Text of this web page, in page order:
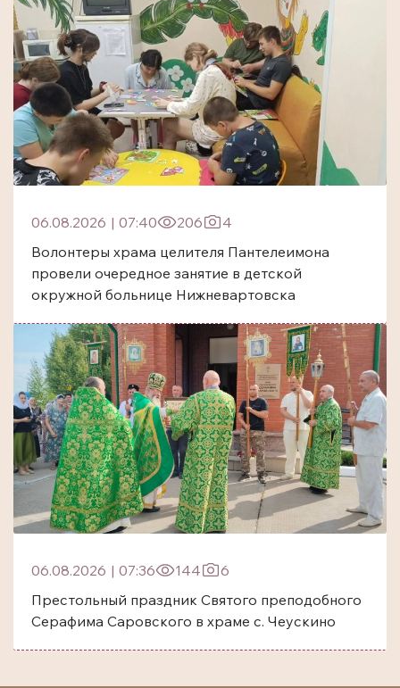
06.08.2026 | 07:40 206
4
Волонтеры храма целителя Пантелеимона
провели очередное занятие в детской
окружной больнице Нижневартовска
06.08.2026 | 07:36 144
6
Престольный праздник Святого преподобного
Серафима Саровского в храме с. Чеускино